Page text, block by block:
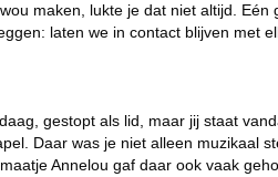
maken, lukte je dat niet altijd.
laten we in contact blijven met
gestopt als lid, maar jij staat
Daar was je niet alleen muzikaal
Annelou gaf daar ook vaak